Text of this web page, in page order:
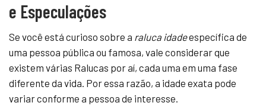
e Especulações
Se você está curioso sobre a raluca idadeespecífica de
uma pessoa pública ou famosa, vale considerar que
existem várias Ralucas por aí, cada uma em uma fase
diferente da vida. Por essa razão, a idade exata pode
variar conforme a pessoa de interesse.